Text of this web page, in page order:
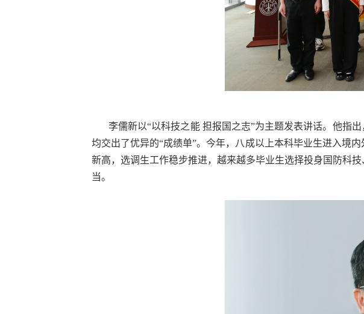
李儒新以“以科技之能 担报国之志”为主题发表讲话。他指
均交出了优异的“成绩单”。今年，八成以上本科毕业生进入境
新高，选调生工作稳步推进，越来越多毕业生选择投身国防科
当。